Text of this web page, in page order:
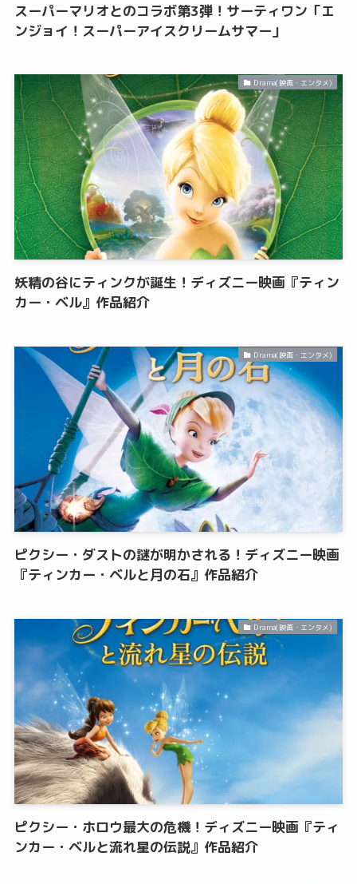
スーパーマリオとのコラボ第3弾！サーティワン「エ
ンジョイ！スーパーアイスクリームサマー」
Drama(映画・エンタメ)
妖精の谷にティンクが誕生！ディズニー映画『ティン
カー・ベル』作品紹介
Drama(映画・エンタメ)
ピクシー・ダストの謎が明かされる！ディズニー映画
『ティンカー・ベルと月の石』作品紹介
Drama(映画・エンタメ)
ピクシー・ホロウ最大の危機！ディズニー映画『ティ
ンカー・ベルと流れ星の伝説』作品紹介